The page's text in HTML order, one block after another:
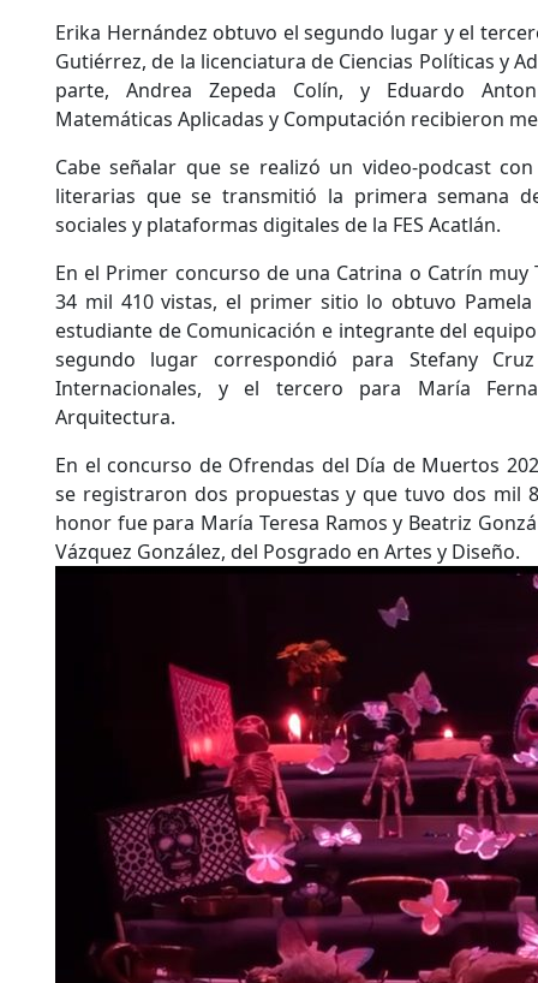
Erika Hernández obtuvo el segundo lugar y el
Gutiérrez, de la licenciatura de Ciencias Políticas y
parte, Andrea Zepeda Colín, y Eduardo
Matemáticas Aplicadas y Computación recibieron
Cabe señalar que se realizó un video-podcast
literarias que se transmitió la primera semana
sociales y plataformas digitales de la FES Acatlán.
En el Primer concurso de una Catrina o Catrín muy
34 mil 410 vistas, el primer sitio lo obtuvo Pamela
estudiante de Comunicación e integrante del
segundo lugar correspondió para Stefany
Internacionales, y el tercero para María
Arquitectura.
En el concurso de Ofrendas del Día de Muertos
se registraron dos propuestas y que tuvo dos mil
honor fue para María Teresa Ramos y Beatriz
Vázquez González, del Posgrado en Artes y Diseño.